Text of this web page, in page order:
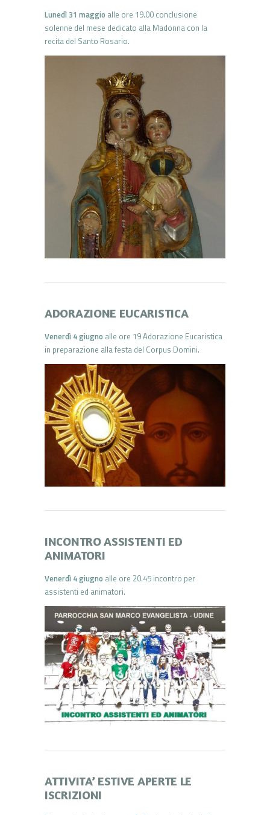
Lunedì 31 maggio alle ore 19.00 conclusione
solenne del mese dedicato alla Madonna con la
recita del Santo Rosario.
ADORAZIONE EUCARISTICA
Venerdì 4 giugno alle ore 19 Adorazione Eucaristica
in preparazione alla festa del Corpus Domini.
INCONTRO ASSISTENTI ED
ANIMATORI
Venerdì 4 giugno alle ore 20.45 incontro per
assistenti ed animatori.
ATTIVITA’ ESTIVE APERTE LE
ISCRIZIONI